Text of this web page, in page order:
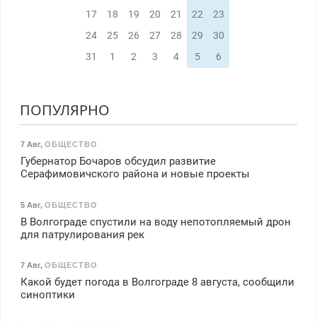
17
18 19 20 21 22
23
24
25 26 27 28 29
30
31
1 2 3 4 5 6
ПОПУЛЯРНО
7 Авг, ОБЩЕСТВО
Губернатор Бочаров обсудил развитие
Серафимовичского района и новые проекты
5 Авг, ОБЩЕСТВО
В Волгограде спустили на воду непотопляемый дрон
для патрулирования рек
7 Авг, ОБЩЕСТВО
Какой будет погода в Волгограде 8 августа, сообщили
синоптики